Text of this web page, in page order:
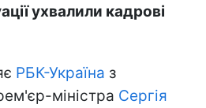
ухвалили кадрові
РБК-Україна з
міністра Сергія